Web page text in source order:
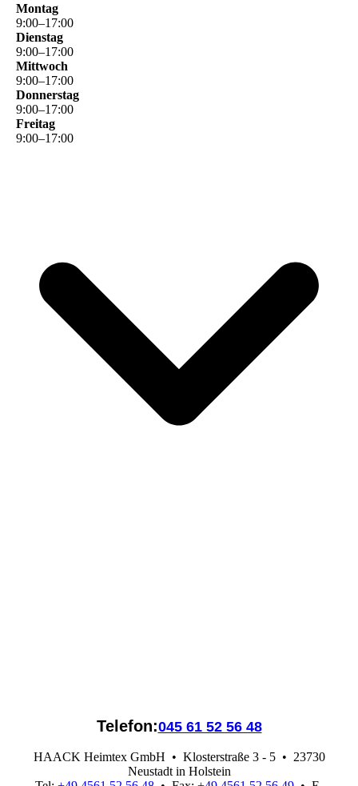
Montag
9:00–17:00
Dienstag
9:00–17:00
Mittwoch
9:00–17:00
Donnerstag
9:00–17:00
Freitag
9:00–17:00
Telefon:045 61 52 56 48
HAACK Heimtex GmbH • Klosterstraße 3 - 5 • 23730
Neustadt in Holstein